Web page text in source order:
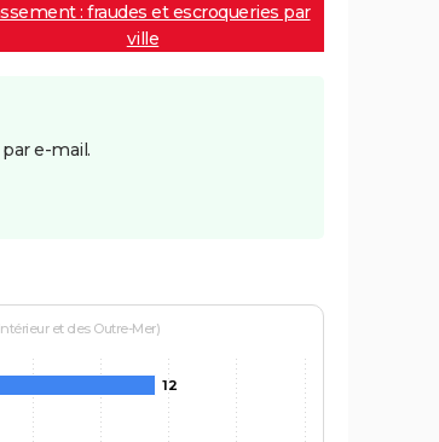
: fraudes et escroqueries par
ville
e-mail.
et des Outre-Mer)
12